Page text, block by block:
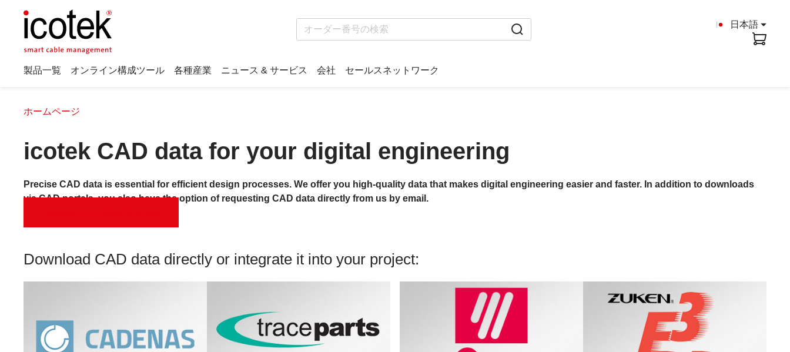
日本語
製品一覧 オンライン構成ツール 各種産業 ニュース & サービス 会社 セールスネットワーク
ホームページ
icotek CAD data for your digital engineering
Precise CAD data is essential for efficient design processes. We offer you high-quality data that makes digital engineering easier and faster. In addition to downloads
via CAD portals, you also have the option of requesting CAD data directly from us by email.
Download CAD data directly or integrate it into your project: